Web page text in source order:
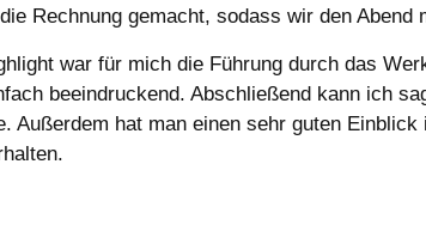
Rechnung gemacht, sodass wir den
war für mich die Führung durch das
beeindruckend. Abschließend kann ich
Außerdem hat man einen sehr guten